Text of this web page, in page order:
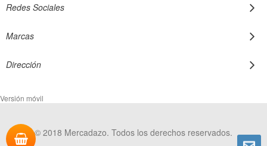
Redes Sociales
Marcas
Dirección
Versión móvil
© 2018 Mercadazo. Todos los derechos reservados.